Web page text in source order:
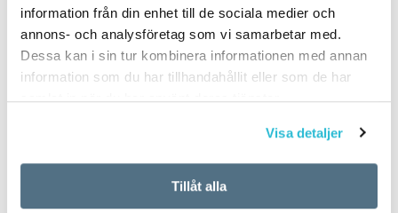
information från din enhet till de sociala medier och
annons- och analysföretag som vi samarbetar med.
Dessa kan i sin tur kombinera informationen med annan
information som du har tillhandahållit eller som de har
samlat in när du har använt deras tjänster.
Visa detaljer
Tillåt alla